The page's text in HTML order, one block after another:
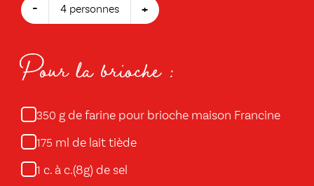
- 4 personnes +
Pour la brioche :
350 g de farine pour brioche maison Francine
175 ml de lait tiède
1 c. à c.(8g) de sel